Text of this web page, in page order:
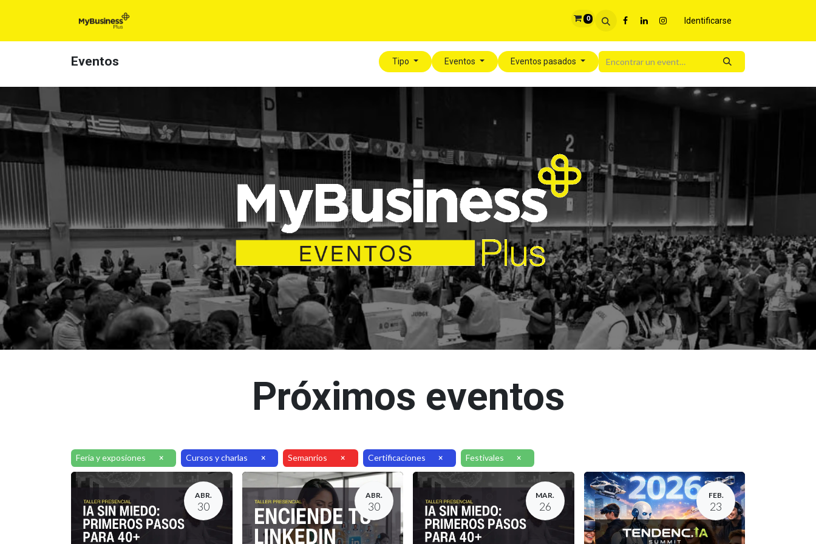
0 Identificarse
Eventos Tipo Eventos Eventos pasados
Próximos eventos
Feria y exposiones × Cursos y charlas × Semanrios × Certificaciones × Festivales ×
ABR.
30
ABR.
30
MAR.
26
FEB.
23